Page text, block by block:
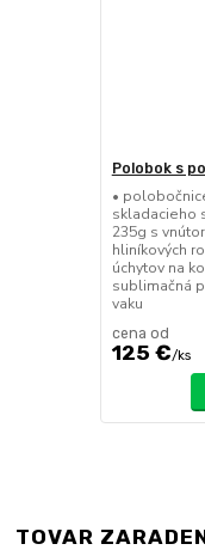
Polobok s
•
skladacieho
235g s
hliníkových
úchytov na
sublimačná
vaku
cena od
125 €/ks
TOVAR